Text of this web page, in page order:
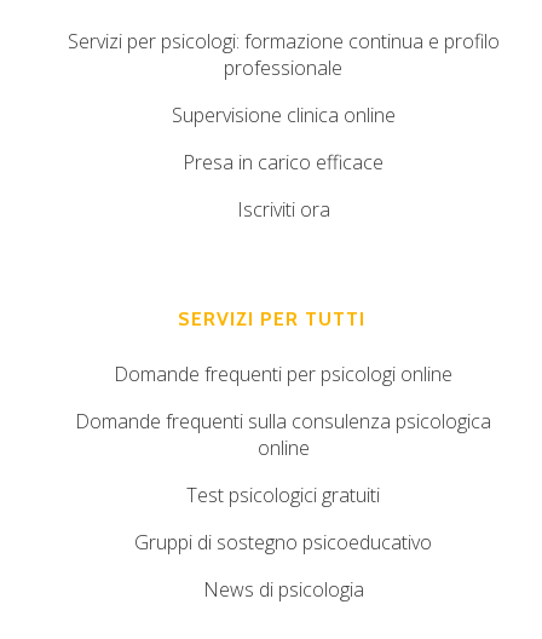
Servizi per psicologi: formazione continua e profilo
professionale
Supervisione clinica online
Presa in carico efficace
Iscriviti ora
SERVIZI PER TUTTI
Domande frequenti per psicologi online
Domande frequenti sulla consulenza psicologica
online
Test psicologici gratuiti
Gruppi di sostegno psicoeducativo
News di psicologia